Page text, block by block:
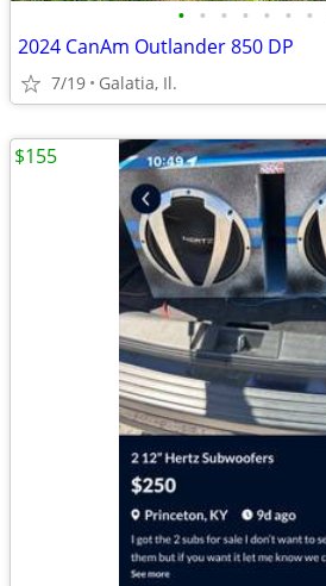
• • • • • • •
2024 CanAm Outlander 850 DP
7/19 Galatia, Il.
$155